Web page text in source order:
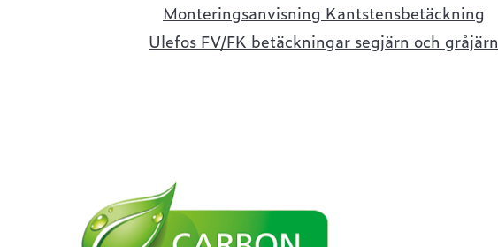
Monteringsanvisning Kantstensbetäckning
Ulefos FV/FK betäckningar segjärn och gråjärn